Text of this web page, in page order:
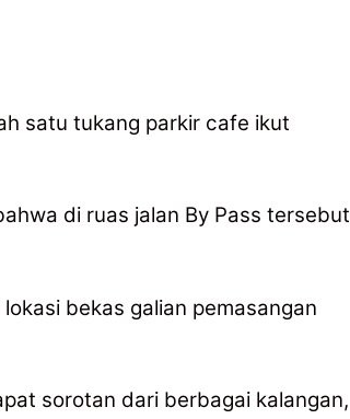
satu tukang parkir cafe ikut
di ruas jalan By Pass tersebut
bekas galian pemasangan
sorotan dari berbagai kalangan,